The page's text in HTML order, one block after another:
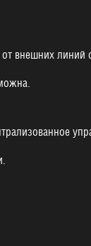
внешних линий